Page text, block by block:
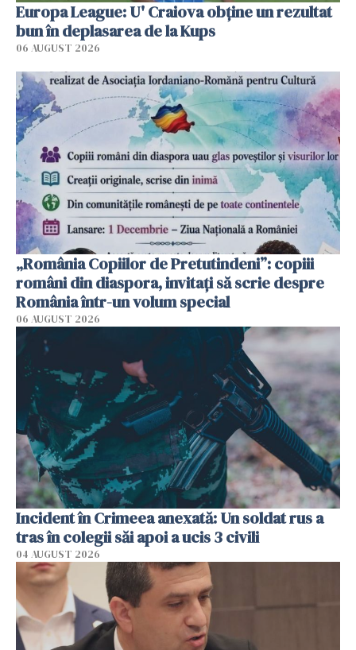
Europa League: U' Craiova obține un rezultat
bun în deplasarea de la Kups
06 AUGUST 2026
„România Copiilor de Pretutindeni”: copiii
români din diaspora, invitați să scrie despre
România într-un volum special
06 AUGUST 2026
Incident în Crimeea anexată: Un soldat rus a
tras în colegii săi apoi a ucis 3 civili
04 AUGUST 2026